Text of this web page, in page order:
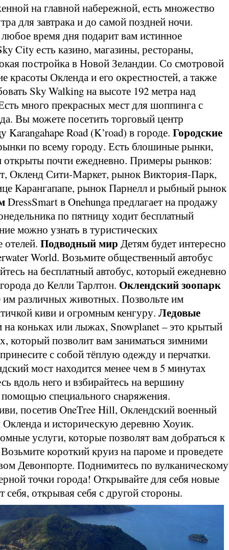
на главной набережной, есть множество
для завтрака и до самой поздней ночи.
время дня подарит вам истинное
City есть казино, магазины, рестораны,
постройка в Новой Зеландии. Со смотровой
Окленда и его окрестностей, а также
Sky Walking на высоте 192 метра над
много прекрасных мест для шоппинга с
Вы можете посетить торговый центр
Road (K’road) в городе. Городские
по всему городу. Есть блошиные рынки,
почти ежедневно. Примеры рынков:
Окленд Сити-Маркет, рынок Виктория-Парк,
Карангапапе, рынок Парнелл и рыбный рынок
DressSmart в Onehunga предлагает на продажу
по пятницу ходит бесплатный
можно узнать в туристических
Подводный мир Детям будет интересно
World. Возьмите общественный автобус
на бесплатный автобус, который ежедневно
до Келли Тарлтон. Оклендский зоопарк
различных животных. Позвольте им
киви и огромным кенгуру. Ледовые
на коньках или лыжах, Snowplanet – это крытый
который позволит вам заниматься зимними
с собой тёплую одежду и перчатки.
мост находится менее чем в 5 минутах
вдоль него и взбирайтесь на вершину
специального снаряжения.
посетив OneTree Hill, Оклендский военный
и историческую деревню Хоуик.
услуги, которые позволят вам добраться к
короткий круиз на пароме и проведете
Девонпорте. Поднимитесь по вулканическому
точки города! Открывайте для себя новые
себя, открывая себя с другой стороны.